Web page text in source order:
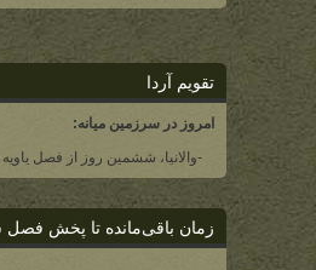
تقویم آردا
امروز در سرزمین میانه:
-والانیا، ششمین روز از فصل یاویه
زمان باقی‌مانده تا پخش